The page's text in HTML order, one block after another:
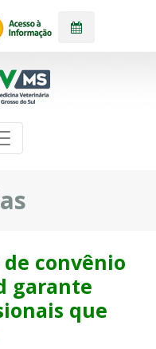
convênio
garante
que